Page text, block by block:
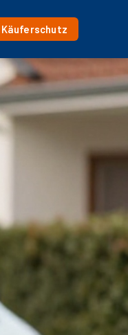
Käuferschutz